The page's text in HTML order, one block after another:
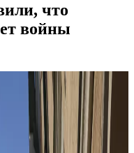
что
войны